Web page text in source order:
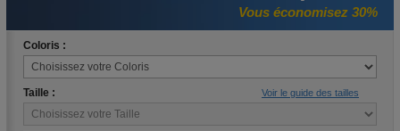
Vous économisez 30%
Coloris :
Taille : Voir le guide des tailles